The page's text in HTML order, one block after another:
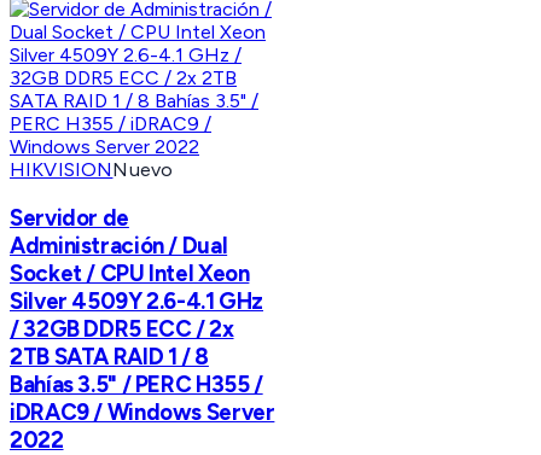
HIKVISIONNuevo
Servidor de
Administración / Dual
Socket / CPU Intel Xeon
Silver 4509Y 2.6-4.1 GHz
/ 32GB DDR5 ECC / 2x
2TB SATA RAID 1 / 8
Bahías 3.5" / PERC H355 /
iDRAC9 / Windows Server
2022